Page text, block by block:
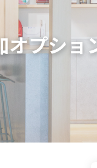
プショ